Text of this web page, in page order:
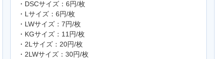
・DSCサイズ：6円/枚
・Lサイズ：6円/枚
・LWサイズ：7円/枚
・KGサイズ：11円/枚
・2Lサイズ：20円/枚
・2LWサイズ：30円/枚